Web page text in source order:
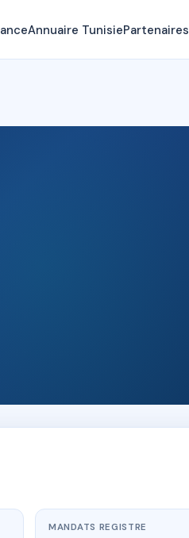
Annuaire TunisiePartenaires
MANDATS REGISTRE